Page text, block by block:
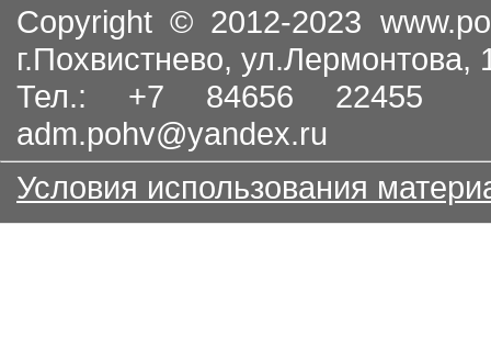
Copyright © 2012-2023
г.Похвистнево, ул.Лермонтова,
Тел.: +7 84656
adm.pohv@yandex.ru
Условия использования